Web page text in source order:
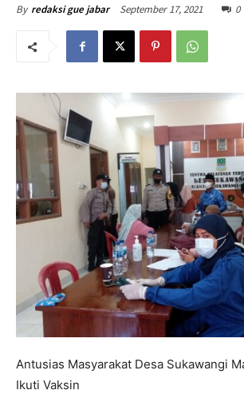
By redaksi gue jabar September 17, 2021 0
Antusias Masyarakat Desa Sukawangi
Ikuti Vaksin